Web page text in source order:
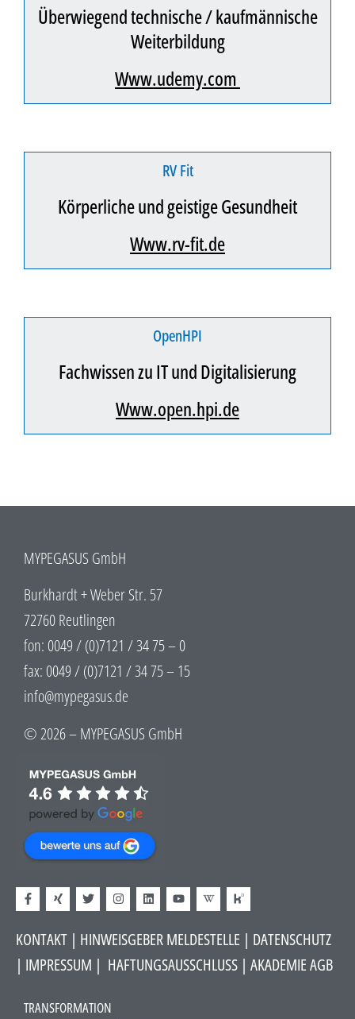
überwiegend technische / kaufmännische
Weiterbildung
www.udemy.com
RV Fit
Körperliche und geistige Gesundheit
www.rv-fit.de
openHPI
Fachwissen zu IT und Digitalisierung
www.open.hpi.de
MYPEGASUS GmbH
Burkhardt + Weber Str. 57
72760 Reutlingen
fon: 0049 / (0)7121 / 34 75 – 0
fax: 0049 / (0)7121 / 34 75 – 15
info@mypegasus.de
© 2026 – MYPEGASUS GmbH
KONTAKT | HINWEISGEBER MELDESTELLE | DATENSCHUTZ
| IMPRESSUM | HAFTUNGSAUSSCHLUSS​ | AKADEMIE AGB
TRANSFORMATION